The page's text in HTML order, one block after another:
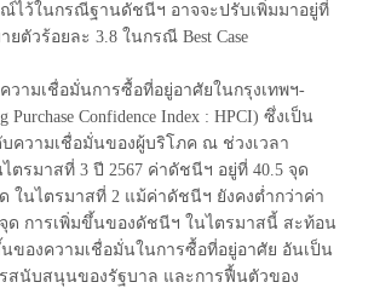
ไว้ในกรณีฐานดัชนีฯ อาจจะปรับเพิ่มมาอยู่ที่
ยตัวร้อยละ 3.8 ในกรณี Best Case
ามเชื่อมั่นการซื้อที่อยู่อาศัยในกรุงเทพฯ-
Confidence Index : HPCI) ซึ่งเป็น
ความเชื่อมั่นของผู้บริโภค ณ ช่วงเวลา
ตรมาสที่ 3 ปี 2567 ค่าดัชนีฯ อยู่ที่ 40.5 จุด
ในไตรมาสที่ 2 แม้ค่าดัชนีฯ ยังคงต่ำกว่าค่า
จุด การเพิ่มขึ้นของดัชนีฯ ในไตรมาสนี้ สะท้อน
ของความเชื่อมั่นในการซื้อที่อยู่อาศัย อันเป็น
สนับสนุนของรัฐบาล และการฟื้นตัวของ